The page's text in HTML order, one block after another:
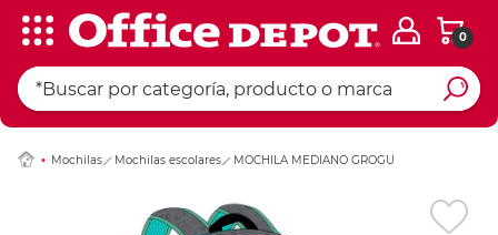
0
Mochilas Mochilas escolares MOCHILA MEDIANO GROGU
Ingresar Codigo